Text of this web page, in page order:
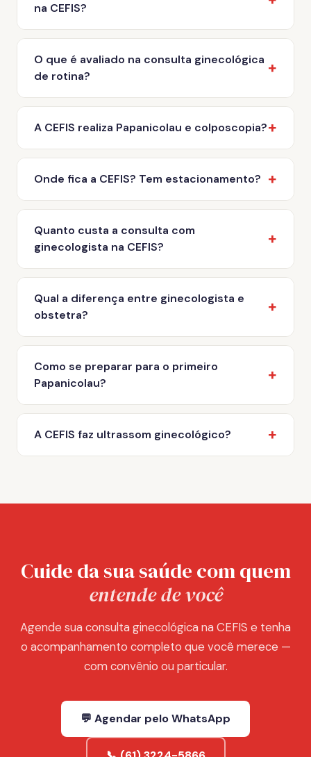
na CEFIS?
O que é avaliado na consulta ginecológica
de rotina?
A CEFIS realiza Papanicolau e colposcopia?
Onde fica a CEFIS? Tem estacionamento?
Quanto custa a consulta com
ginecologista na CEFIS?
Qual a diferença entre ginecologista e
obstetra?
Como se preparar para o primeiro
Papanicolau?
A CEFIS faz ultrassom ginecológico?
Cuide da sua saúde com quem
entende de você
Agende sua consulta ginecológica na CEFIS e tenha
o acompanhamento completo que você merece —
com convênio ou particular.
💬 Agendar pelo WhatsApp